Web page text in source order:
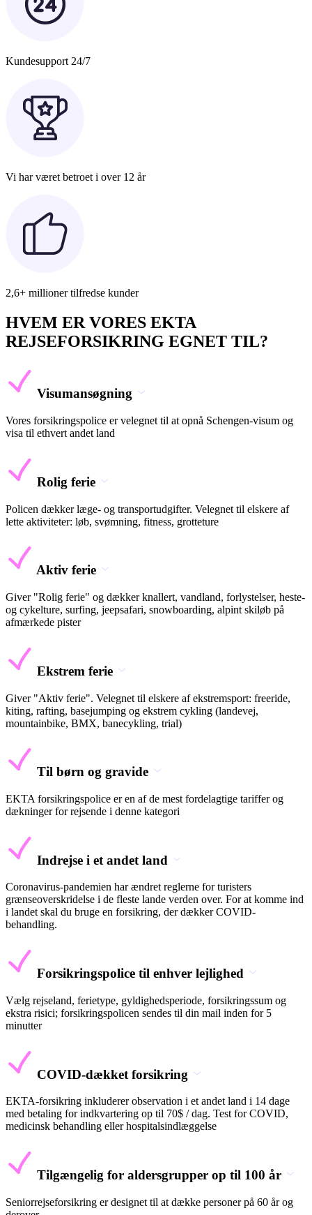
Kundesupport 24/7
Vi har været betroet i over 12 år
2,6+ millioner tilfredse kunder
HVEM ER VORES EKTA
REJSEFORSIKRING EGNET TIL?
Visumansøgning
Vores forsikringspolice er velegnet til at opnå Schengen-visum og
visa til ethvert andet land
Rolig ferie
Policen dækker læge- og transportudgifter. Velegnet til elskere af
lette aktiviteter: løb, svømning, fitness, grotteture
Aktiv ferie
Giver "Rolig ferie" og dækker knallert, vandland, forlystelser, heste-
og cykelture, surfing, jeepsafari, snowboarding, alpint skiløb på
afmærkede pister
Ekstrem ferie
Giver "Aktiv ferie". Velegnet til elskere af ekstremsport: freeride,
kiting, rafting, basejumping og ekstrem cykling (landevej,
mountainbike, BMX, banecykling, trial)
Til børn og gravide
EKTA forsikringspolice er en af de mest fordelagtige tariffer og
dækninger for rejsende i denne kategori
Indrejse i et andet land
Coronavirus-pandemien har ændret reglerne for turisters
grænseoverskridelse i de fleste lande verden over. For at komme ind
i landet skal du bruge en forsikring, der dækker COVID-
behandling.
Forsikringspolice til enhver lejlighed
Vælg rejseland, ferietype, gyldighedsperiode, forsikringssum og
ekstra risici; forsikringspolicen sendes til din mail inden for 5
minutter
COVID-dækket forsikring
EKTA-forsikring inkluderer observation i et andet land i 14 dage
med betaling for indkvartering op til 70$ / dag. Test for COVID,
medicinsk behandling eller hospitalsindlæggelse
Tilgængelig for aldersgrupper op til 100 år
Seniorrejseforsikring er designet til at dække personer på 60 år og